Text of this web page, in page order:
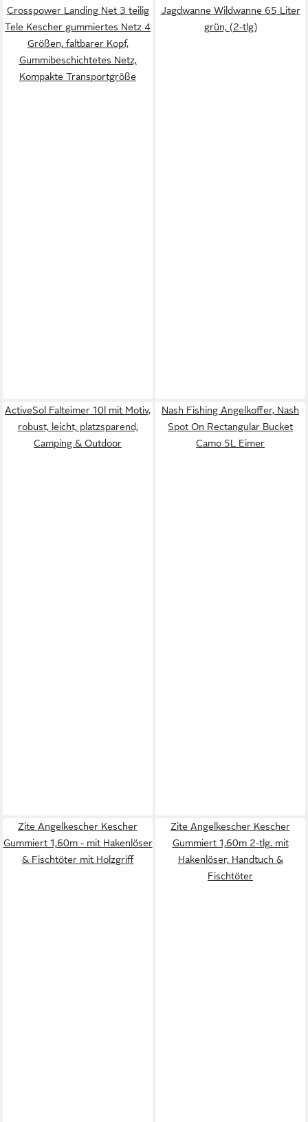
Crosspower Landing Net 3 teilig
Tele Kescher gummiertes Netz 4
Größen, faltbarer Kopf,
Gummibeschichtetes Netz,
Kompakte Transportgröße
Jagdwanne Wildwanne 65 Liter
grün, (2-tlg)
ActiveSol Falteimer 10l mit Motiv,
robust, leicht, platzsparend,
Camping & Outdoor
Nash Fishing Angelkoffer, Nash
Spot On Rectangular Bucket
Camo 5L Eimer
Zite Angelkescher Kescher
Gummiert 1,60m - mit Hakenlöser
& Fischtöter mit Holzgriff
Zite Angelkescher Kescher
Gummiert 1,60m 2-tlg. mit
Hakenlöser, Handtuch &
Fischtöter